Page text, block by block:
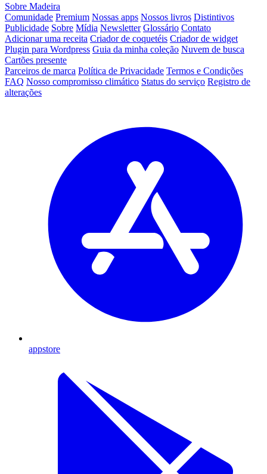
Sobre Madeira
Comunidade Premium Nossas apps Nossos livros Distintivos
Publicidade Sobre Mídia Newsletter Glossário Contato
Adicionar uma receita Criador de coquetéis Criador de widget
Plugin para Wordpress Guia da minha coleção Nuvem de busca
Cartões presente
Parceiros de marca Política de Privacidade Termos e Condições
FAQ Nosso compromisso climático Status do serviço Registro de
alterações
appstore